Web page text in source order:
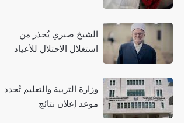
الشيخ صبري يُحذر من
استغلال الاحتلال للأعياد
وزارة التربية والتعليم تُحدد
موعد إعلان نتائج